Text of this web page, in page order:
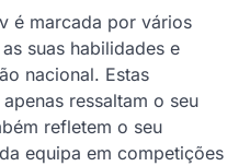
é marcada por vários
suas habilidades e
nacional. Estas
ressaltam o seu
refletem o seu
equipa em competições